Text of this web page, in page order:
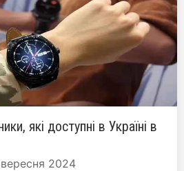
які доступні в Україні в
вересня 2024